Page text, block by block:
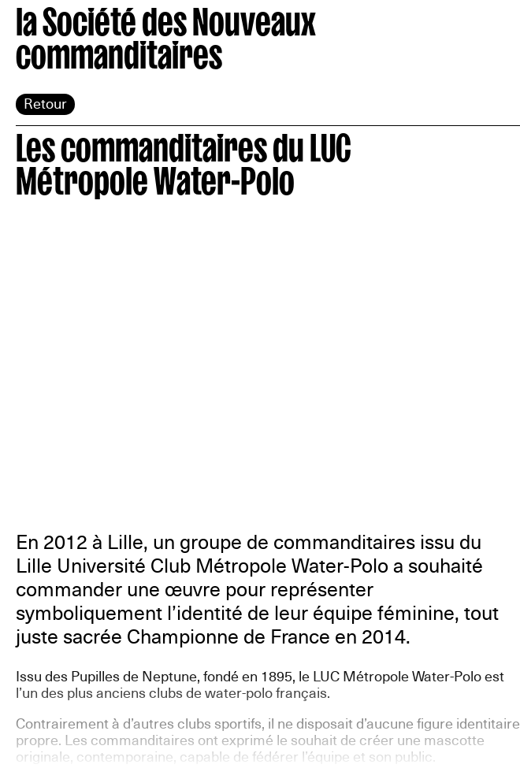
la Société des Nouveaux
commanditaires
Retour
Les commanditaires du LUC
Métropole Water-Polo
En 2012 à Lille, un groupe de commanditaires issu du
Lille Université Club Métropole Water-Polo a souhaité
commander une œuvre pour représenter
symboliquement l’identité de leur équipe féminine, tout
juste sacrée Championne de France en 2014.
Issu des Pupilles de Neptune, fondé en 1895, le LUC Métropole Water-Polo est
l’un des plus anciens clubs de water-polo français.
Contrairement à d’autres clubs sportifs, il ne disposait d’aucune figure identitaire
propre. Les commanditaires ont exprimé le souhait de créer une mascotte
originale, contemporaine, capable de fédérer l’équipe et son public.